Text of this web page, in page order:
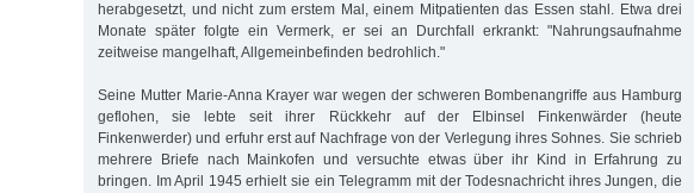
herabgesetzt, und nicht zum erstem Mal, einem Mitpatienten das Essen stahl. Etwa drei
Monate später folgte ein Vermerk, er sei an Durchfall erkrankt: "Nahrungsaufnahme
zeitweise mangelhaft, Allgemeinbefinden bedrohlich."
Seine Mutter Marie-Anna Krayer war wegen der schweren Bombenangriffe aus Hamburg
geflohen, sie lebte seit ihrer Rückkehr auf der Elbinsel Finkenwärder (heute
Finkenwerder) und erfuhr erst auf Nachfrage von der Verlegung ihres Sohnes. Sie schrieb
mehrere Briefe nach Mainkofen und versuchte etwas über ihr Kind in Erfahrung zu
bringen. Im April 1945 erhielt sie ein Telegramm mit der Todesnachricht ihres Jungen, die